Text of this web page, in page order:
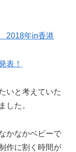
2018年in香港
表！
いと考えていた
した。
かなかベビーで
作に割く時間が